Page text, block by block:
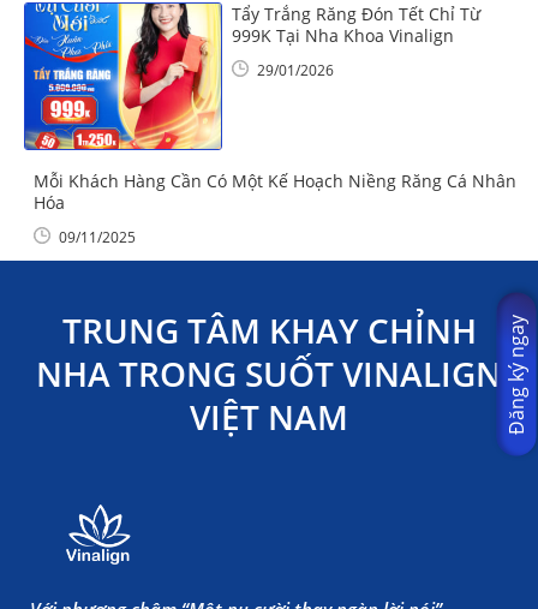
Tẩy Trắng Răng Đón Tết Chỉ Từ
999K Tại Nha Khoa Vinalign
29/01/2026
Mỗi Khách Hàng Cần Có Một Kế Hoạch Niềng Răng Cá Nhân
Hóa
09/11/2025
TRUNG TÂM KHAY CHỈNH
NHA TRONG SUỐT VINALIGN
VIỆT NAM
Đăng ký ngay